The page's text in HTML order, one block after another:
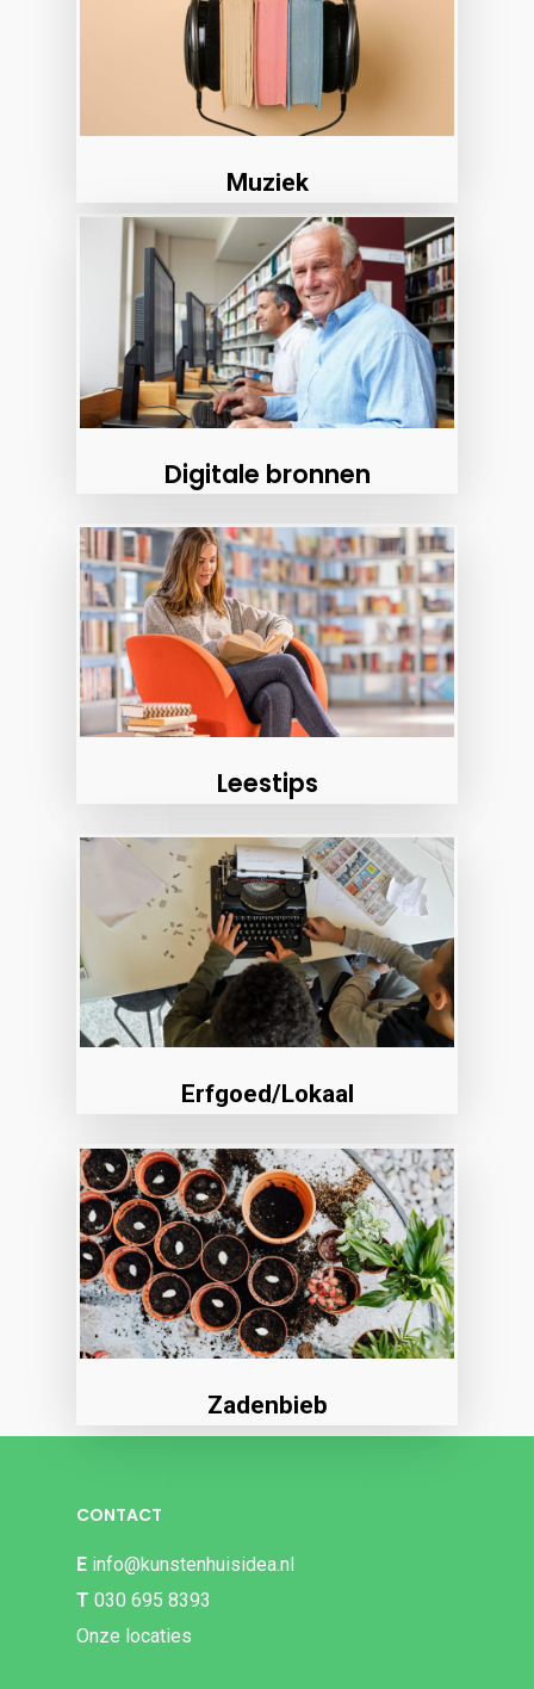
Muziek
Digitale bronnen
Leestips
Erfgoed/Lokaal
Zadenbieb
CONTACT
E info@kunstenhuisidea.nl
T 030 695 8393
Onze locaties